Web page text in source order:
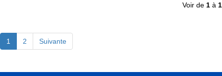
Voir de 1 à 1
1 2 Suivante